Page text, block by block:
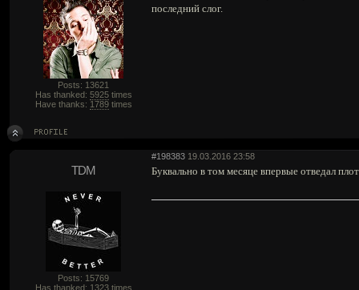
Posts: 13621
Has thanked: 5925times
Have thanks: 1789times
последний слог.
#198383 19.03.2016 23:58
TDM
Posts: 15769
Has thanked: 1323times
Буквально в том месяце впервые отведал